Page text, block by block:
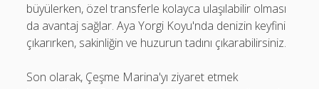
büyülerken, özel transferle kolayca ulaşılabilir olması
da avantaj sağlar. Aya Yorgi Koyu'nda denizin keyfini
çıkarırken, sakinliğin ve huzurun tadını çıkarabilirsiniz.
Son olarak, Çeşme Marina'yı ziyaret etmek